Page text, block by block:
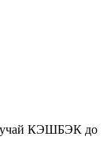
КЭШБЭК до